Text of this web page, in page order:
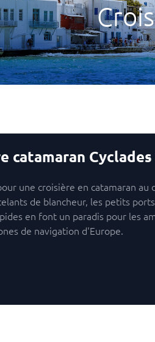
catamaran
une croisière en catamaran au
de blancheur, les petits
en font un paradis pour les
de navigation d'Europe.